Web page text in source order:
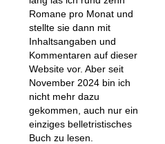
Romane pro Monat und
stellte sie dann mit
Inhaltsangaben und
Kommentaren auf dieser
Website vor. Aber seit
November 2024 bin ich
nicht mehr dazu
gekommen, auch nur ein
einziges belletristisches
Buch zu lesen.